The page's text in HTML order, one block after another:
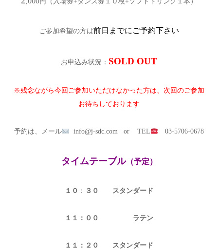
ご参加希望の方は前日までにご予約下さい
お申込み状況： SOLD OUT
※残念ながら今回ご参加いただけなかった方は、次回のご参加
お待ちしております
予約は、メール info@j-sdc.com or TEL 03-5706-0678
タイムテーブル（予定）
１０ ： ３０ スタンダード
１１：００ ラテン
１１：２０ スタンダード